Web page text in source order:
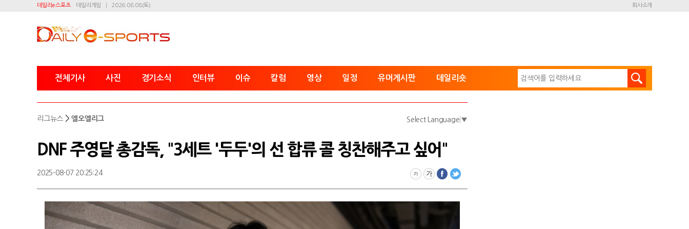
데일리e스포츠 데일리게임 2026.08.08(토) 회사소개
전체기사 사진 경기소식 인터뷰 이슈 칼럼 영상 일정 유머게시판 데일리숏
리그뉴스 >엘오엘리그 Select Language ▼
DNF 주영달 총감독, "3세트 '두두'의 선 합류 콜 칭찬해주고 싶어"
2025-08-07 20:25:24